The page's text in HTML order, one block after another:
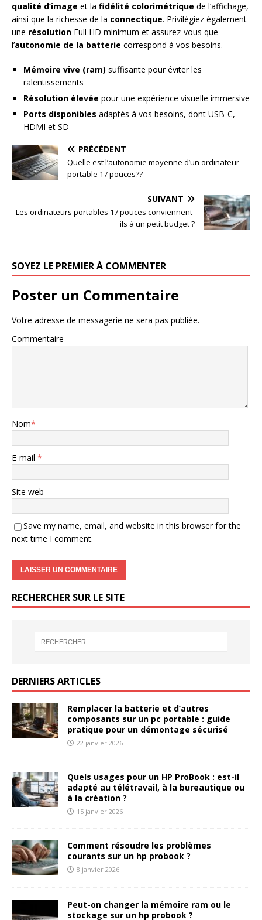
qualité d’image et la fidélité colorimétrique de l’affichage,
ainsi que la richesse de la connectique. Privilégiez également
une résolution Full HD minimum et assurez-vous que
l’autonomie de la batterie correspond à vos besoins.
Mémoire vive (ram) suffisante pour éviter les
ralentissements
Résolution élevée pour une expérience visuelle immersive
Ports disponibles adaptés à vos besoins, dont USB-C,
HDMI et SD
PRÉCÉDENT
Quelle est l’autonomie moyenne d’un ordinateur
portable 17 pouces??
SUIVANT
Les ordinateurs portables 17 pouces conviennent-
ils à un petit budget ?
SOYEZ LE PREMIER À COMMENTER
Poster un Commentaire
Votre adresse de messagerie ne sera pas publiée.
Commentaire
Nom*
E-mail *
Site web
Save my name, email, and website in this browser for the
next time I comment.
RECHERCHER SUR LE SITE
DERNIERS ARTICLES
Remplacer la batterie et d’autres
composants sur un pc portable : guide
pratique pour un démontage sécurisé
22 janvier 2026
Quels usages pour un HP ProBook : est-il
adapté au télétravail, à la bureautique ou
à la création ?
15 janvier 2026
Comment résoudre les problèmes
courants sur un hp probook ?
8 janvier 2026
Peut-on changer la mémoire ram ou le
stockage sur un hp probook ?